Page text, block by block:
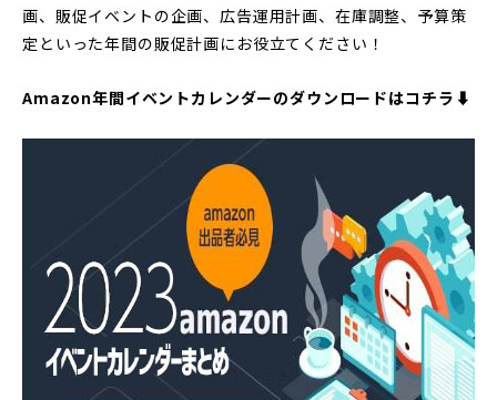
画、販促イベントの企画、広告運用計画、在庫調整、予算策
定といった年間の販促計画にお役立てください！
Amazon年間イベントカレンダーのダウンロードはコチラ⬇︎